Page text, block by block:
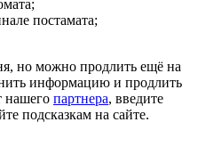
постамата;
но можно продлить ещё на
информацию и продлить
нашего партнера, введите
подсказкам на сайте.